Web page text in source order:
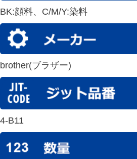
BK:顔料、C/M/Y:染料
brother(ブラザー)
4-B11